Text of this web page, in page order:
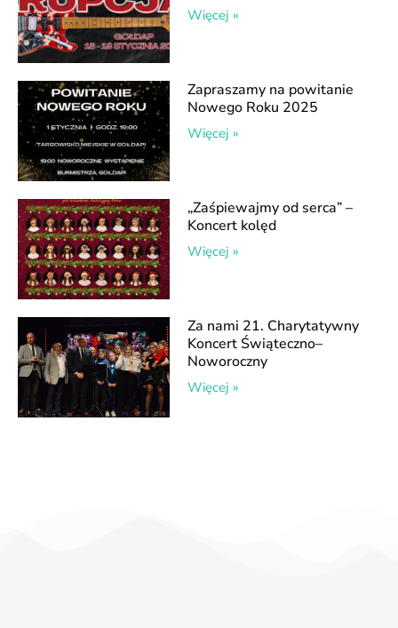
Więcej »
Zapraszamy na powitanie
Nowego Roku 2025
Więcej »
„Zaśpiewajmy od serca” –
Koncert kolęd
Więcej »
Za nami 21. Charytatywny
Koncert Świąteczno–
Noworoczny
Więcej »